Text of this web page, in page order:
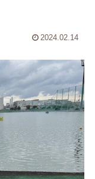
2024.02.14